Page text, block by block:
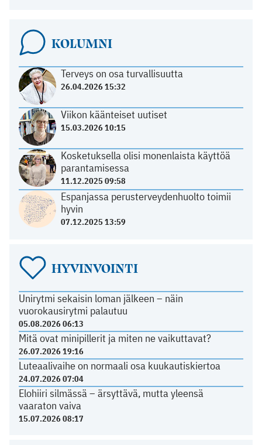
KOLUMNI
Terveys on osa turvallisuutta
26.04.2026 15:32
Viikon käänteiset uutiset
15.03.2026 10:15
Kosketuksella olisi monenlaista käyttöä
parantamisessa
11.12.2025 09:58
Espanjassa perusterveydenhuolto toimii
hyvin
07.12.2025 13:59
HYVINVOINTI
Unirytmi sekaisin loman jälkeen – näin
vuorokausirytmi palautuu
05.08.2026 06:13
Mitä ovat minipillerit ja miten ne vaikuttavat?
26.07.2026 19:16
Luteaalivaihe on normaali osa kuukautiskiertoa
24.07.2026 07:04
Elohiiri silmässä – ärsyttävä, mutta yleensä
vaaraton vaiva
15.07.2026 08:17